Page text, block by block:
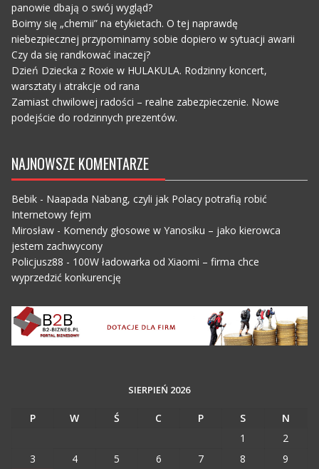
panowie dbają o swój wygląd?
Boimy się „chemii” na etykietach. O tej naprawdę
niebezpiecznej przypominamy sobie dopiero w sytuacji awarii
Czy da się randkować inaczej?
Dzień Dziecka z Roxie w HULAKULA. Rodzinny koncert,
warsztaty i atrakcje od rana
Zamiast chwilowej radości – realne zabezpieczenie. Nowe
podejście do rodzinnych prezentów.
NAJNOWSZE KOMENTARZE
Bebik- Naapada Nabang, czyli jak Polacy potrafią robić
Internetowy fejm
Mirosław- Komendy głosowe w Yanosiku – jako kierowca
jestem zachwycony
Policjusz88 - 100W ładowarka od Xiaomi – firma chce
wyprzedzić konkurencję
SIERPIEŃ 2026
P W Ś C P S
N
1
2
3
4 5 6 7 8
9